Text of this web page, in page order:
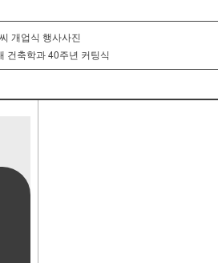
개업식 행사사진
건축학과 40주년 커팅식